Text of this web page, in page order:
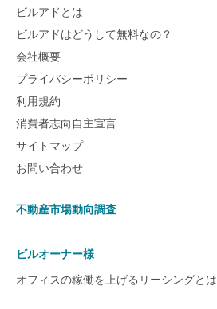
ビルアドとは
ビルアドはどうして無料なの？
会社概要
プライバシーポリシー
利用規約
消費者志向自主宣言
サイトマップ
お問い合わせ
不動産市場動向調査
ビルオーナー様
オフィスの稼働を上げるリーシングとは